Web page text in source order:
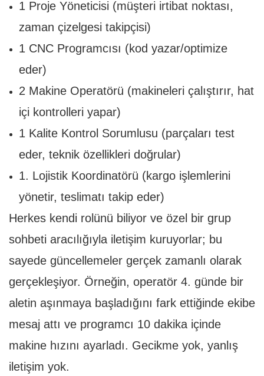
1 Proje Yöneticisi (müşteri irtibat noktası,
zaman çizelgesi takipçisi)
1 CNC Programcısı (kod yazar/optimize
eder)
2 Makine Operatörü (makineleri çalıştırır, hat
içi kontrolleri yapar)
1 Kalite Kontrol Sorumlusu (parçaları test
eder, teknik özellikleri doğrular)
1. Lojistik Koordinatörü (kargo işlemlerini
yönetir, teslimatı takip eder)
Herkes kendi rolünü biliyor ve özel bir grup
sohbeti aracılığıyla iletişim kuruyorlar; bu
sayede güncellemeler gerçek zamanlı olarak
gerçekleşiyor. Örneğin, operatör 4. günde bir
aletin aşınmaya başladığını fark ettiğinde ekibe
mesaj attı ve programcı 10 dakika içinde
makine hızını ayarladı. Gecikme yok, yanlış
iletişim yok.